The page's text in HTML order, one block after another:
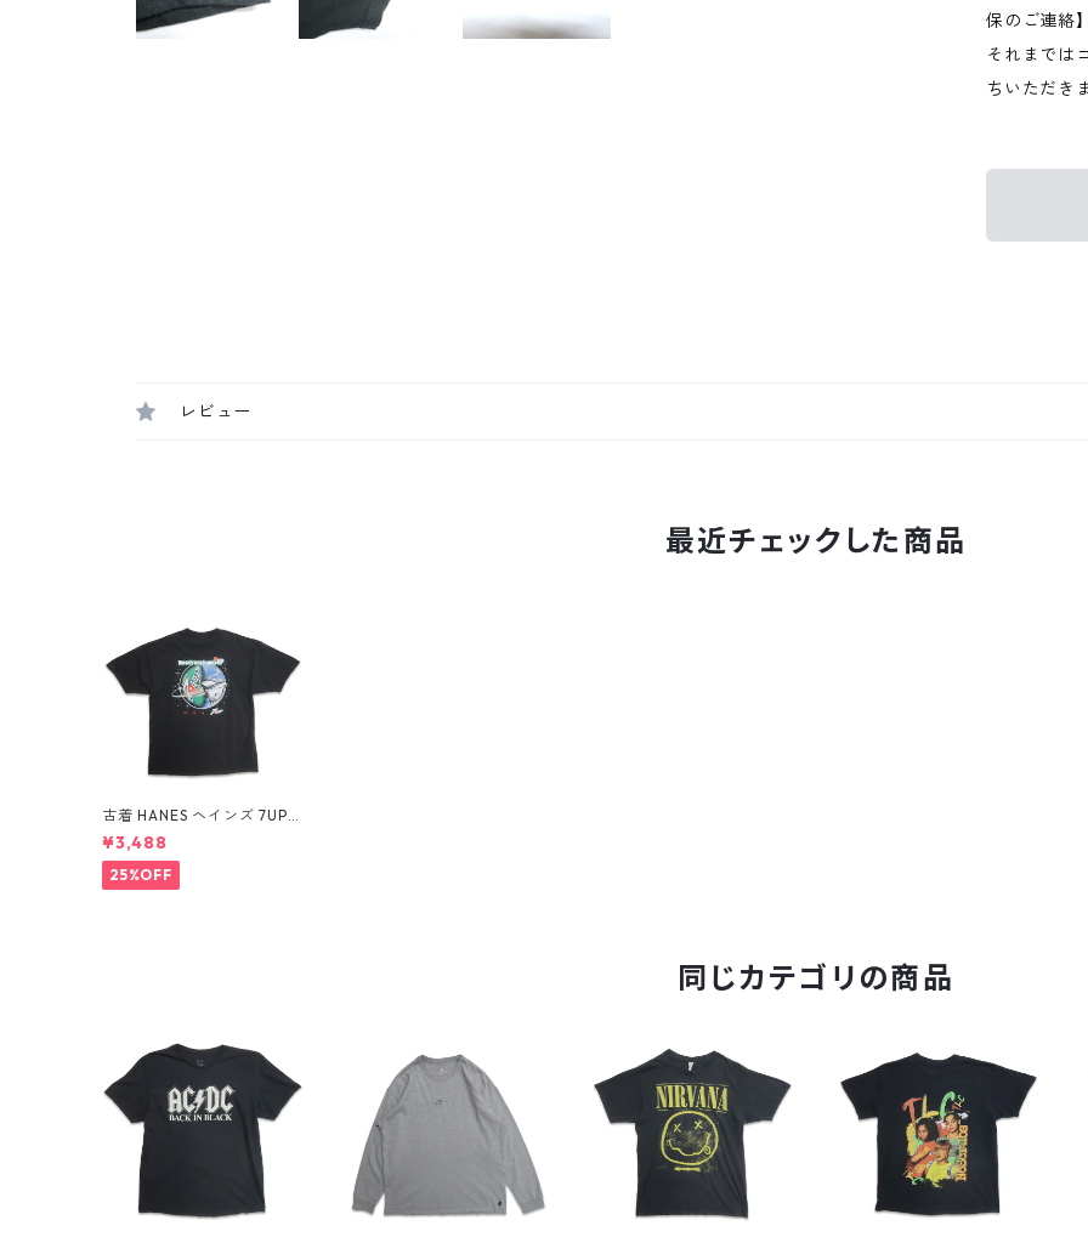
保のご連絡
それまでは
ちいただき
レビュー
最近チェックした商品
古着 HANES ヘインズ 7UP
プリントTシャツ ブラック
表記：XL gd409811n w60
619
¥3,488
25%OFF
同じカテゴリの商品